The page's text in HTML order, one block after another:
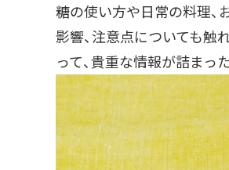
糖の使い方や日常の料理、
影響、注意点についても触
って、貴重な情報が詰まっ